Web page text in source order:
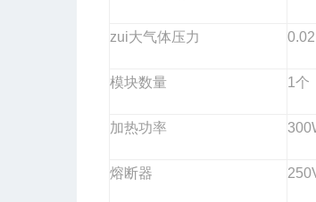
zui大气体压力
模块数量 1个
加热功率
熔断器